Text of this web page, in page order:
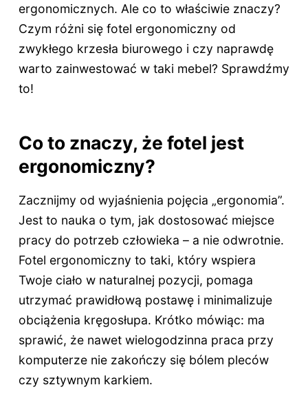
ergonomicznych. Ale co to właściwie znaczy?
Czym różni się fotel ergonomiczny od
zwykłego krzesła biurowego i czy naprawdę
warto zainwestować w taki mebel? Sprawdźmy
to!
Co to znaczy, że fotel jest
ergonomiczny?
Zacznijmy od wyjaśnienia pojęcia „ergonomia”.
Jest to nauka o tym, jak dostosować miejsce
pracy do potrzeb człowieka – a nie odwrotnie.
Fotel ergonomiczny to taki, który wspiera
Twoje ciało w naturalnej pozycji, pomaga
utrzymać prawidłową postawę i minimalizuje
obciążenia kręgosłupa. Krótko mówiąc: ma
sprawić, że nawet wielogodzinna praca przy
komputerze nie zakończy się bólem pleców
czy sztywnym karkiem.